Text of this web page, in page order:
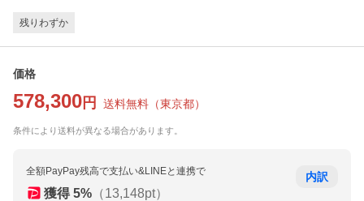
残りわずか
価格
578,300 円 送料無料 （東京都）
条件により送料が異なる場合があります。
全額PayPay残高で支払い&LINEと連携で
獲得 5% （13,148pt）
内訳